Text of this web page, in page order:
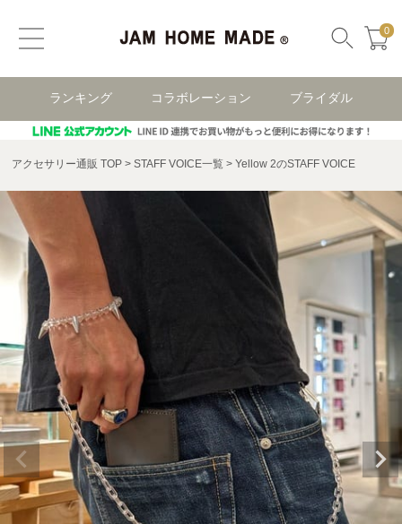
0
ランキング コラボレーション ブライダル
アクセサリー通販 TOP STAFF VOICE一覧 Yellow 2のSTAFF VOICE